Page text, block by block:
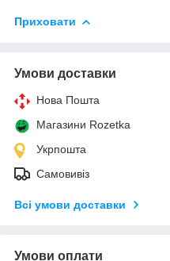
Приховати
Умови доставки
Нова Пошта
Магазини Rozetka
Укрпошта
Самовивіз
Всі умови доставки
Умови оплати